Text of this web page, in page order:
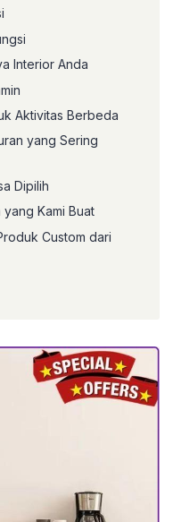
Interior Anda
Aktivitas Berbeda
yang Sering
Dipilih
Kami Buat
Custom dari